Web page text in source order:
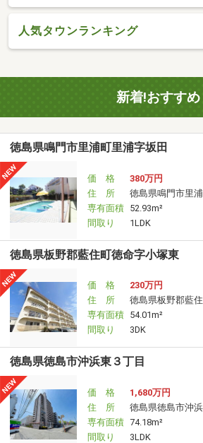
人気タウンランキング
新着!おすすめ
徳島県鳴門市里浦町里浦字坂田
価 格
380万円
住 所
徳島県鳴門市里
専有面積 52.93m²
間取り
1LDK
徳島県板野郡藍住町徳命字小塚東
価 格
230万円
住 所
徳島県板野郡藍
専有面積 54.01m²
間取り
3DK
徳島県徳島市沖浜東３丁目
価 格
1,680万円
住 所
徳島県徳島市沖
専有面積 74.18m²
間取り
3LDK